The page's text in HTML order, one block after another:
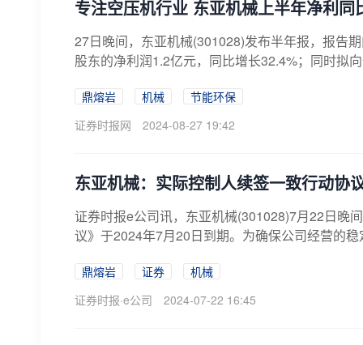
专注空压机行业 东亚机械上半年净利同
27日晚间，东亚机械(301028)发布半年报，报告
股东的净利润1.2亿元，同比增长32.4%；同时拟
鼎熔岩 机械
节能环保
证券时报网
2024-08-27 19:42
东亚机械：实际控制人续签一致行动协
证券时报e公司讯，东亚机械(301028)7月22日晚
议》于2024年7月20日到期。为确保公司经营的
鼎熔岩 证券
机械
证券时报·e公司
2024-07-22 16:45